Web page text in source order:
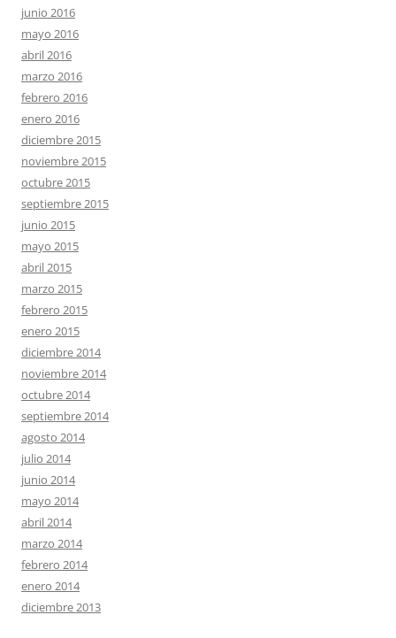
junio 2016
mayo 2016
abril 2016
marzo 2016
febrero 2016
enero 2016
diciembre 2015
noviembre 2015
octubre 2015
septiembre 2015
junio 2015
mayo 2015
abril 2015
marzo 2015
febrero 2015
enero 2015
diciembre 2014
noviembre 2014
octubre 2014
septiembre 2014
agosto 2014
julio 2014
junio 2014
mayo 2014
abril 2014
marzo 2014
febrero 2014
enero 2014
diciembre 2013